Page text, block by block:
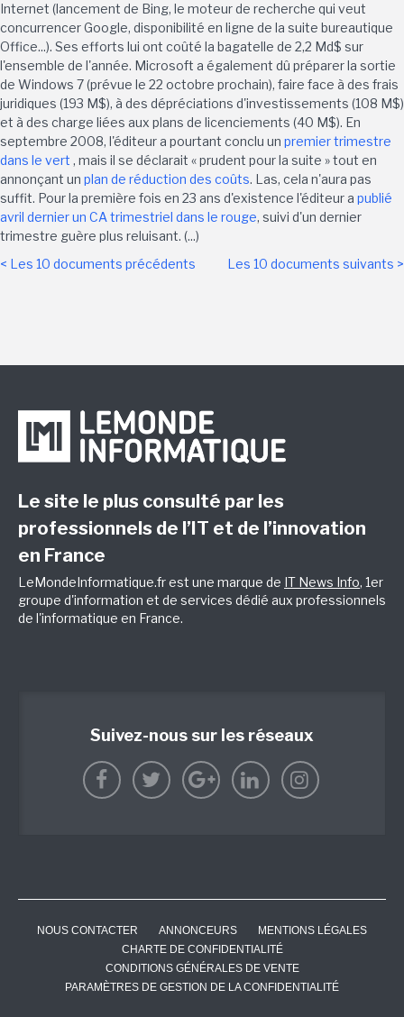
Internet (lancement de Bing, le moteur de recherche qui veut
concurrencer Google, disponibilité en ligne de la suite bureautique
Office...). Ses efforts lui ont coûté la bagatelle de 2,2 Md$ sur
l'ensemble de l'année. Microsoft a également dû préparer la sortie
de Windows 7 (prévue le 22 octobre prochain), faire face à des frais
juridiques (193 M$), à des dépréciations d'investissements (108 M$)
et à des charge liées aux plans de licenciements (40 M$). En
septembre 2008, l'éditeur a pourtant conclu un premier trimestre
dans le vert , mais il se déclarait « prudent pour la suite » tout en
annonçant un plan de réduction des coûts. Las, cela n'aura pas
suffit. Pour la première fois en 23 ans d'existence l'éditeur a publié
avril dernier un CA trimestriel dans le rouge, suivi d'un dernier
trimestre guère plus reluisant. (...)
< Les 10 documents précédents
Les 10 documents suivants >
Le site le plus consulté par les
professionnels de l’IT et de l’innovation
en France
LeMondeInformatique.fr est une marque de IT News Info, 1er
groupe d'information et de services dédié aux professionnels
de l'informatique en France.
Suivez-nous sur les réseaux
NOUS CONTACTER ANNONCEURS
MENTIONS LÉGALES
CHARTE DE CONFIDENTIALITÉ
CONDITIONS GÉNÉRALES DE VENTE
PARAMÈTRES DE GESTION DE LA CONFIDENTIALITÉ